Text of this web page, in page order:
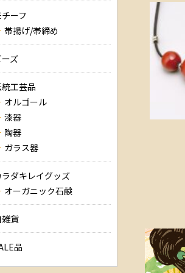
ーフ
帯揚げ/帯締め
ーズ
工芸品
オルゴール
漆器
陶器
ガラス器
ラダキレイグッズ
オーガニック石鹸
貨
品